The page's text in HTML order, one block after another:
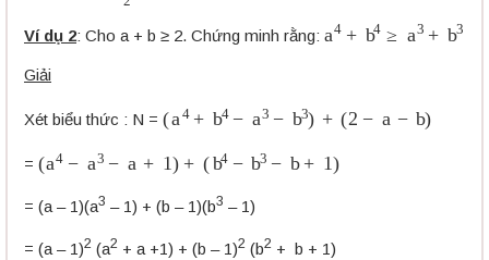
Ví dụ 2: Cho a + b ≥ 2. Chứng minh rằng: a4 b 4 +
Giải
Xét biểu thức : N = ( 4 + b4− − ) +( − a−
= ( 4 3− ) (b 4 b3− + 1
= (a – 1)(a3 – 1) + (b – 1)(b3 – 1)
= (a – 1)2 (a2 + a +1) + (b – 1)2 (b2 + b + 1)